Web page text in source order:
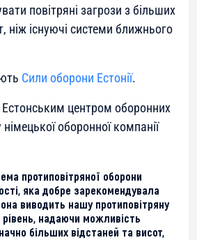
повітряні загрози з більших
ніж існуючі системи ближнього
Сили оборони Естонії.
центром оборонних
німецької оборонної компанії
протиповітряної оборони
яка добре зарекомендувала
виводить нашу протиповітряну
надаючи можливість
більших відстаней та висот,